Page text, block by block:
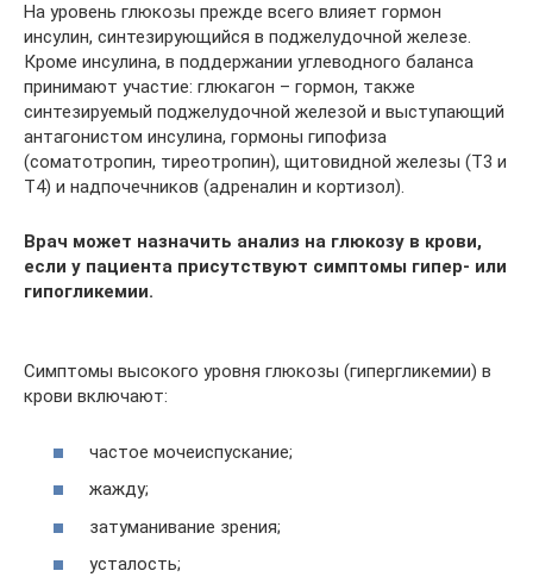
На уровень глюкозы прежде всего влияет гормон
инсулин, синтезирующийся в поджелудочной железе.
Кроме инсулина, в поддержании углеводного баланса
принимают участие: глюкагон – гормон, также
синтезируемый поджелудочной железой и выступающий
антагонистом инсулина, гормоны гипофиза
(соматотропин, тиреотропин), щитовидной железы (Т3 и
Т4) и надпочечников (адреналин и кортизол).
Врач может назначить анализ на глюкозу в крови,
если у пациента присутствуют симптомы гипер- или
гипогликемии.
Симптомы высокого уровня глюкозы (гипергликемии) в
крови включают:
частое мочеиспускание;
жажду;
затуманивание зрения;
усталость;